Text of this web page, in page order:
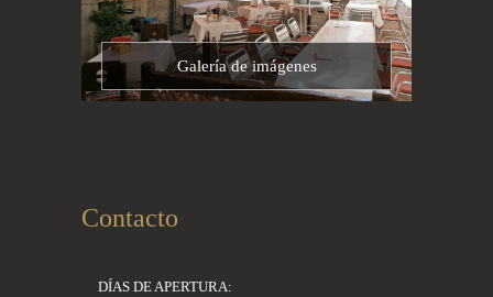
Galería de imágenes
Contacto
DÍAS DE APERTURA: